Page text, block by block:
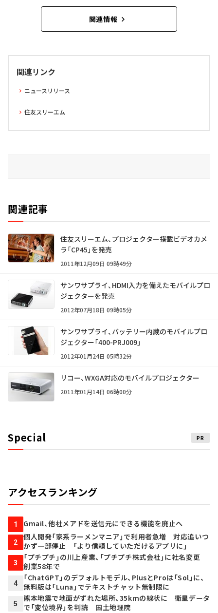
関連情報
関連リンク
ニュースリリース
住友スリーエム
関連記事
住友スリーエム、プロジェクター搭載ビデオカメ
ラ「CP45」を発売
2011年12月09日 09時49分
サンワサプライ、HDMI入力を備えたモバイルプロ
ジェクターを発売
2012年07月18日 09時05分
サンワサプライ、バッテリー内蔵のモバイルプロ
ジェクター「400-PRJ009」
2012年01月24日 05時32分
リコー、WXGA対応のモバイルプロジェクター
2011年01月14日 06時00分
Special PR
アクセスランキング
1 Gmail、他社メアドを送信元にできる機能を廃止へ
2
個人開発「家系ラーメンマニア」で利用者急増 対応追いつ
かず一部停止 「より信頼していただけるアプリに」
3
「プチプチ」の川上産業、「プチプチ株式会社」に社名変更
創業58年で
4
「ChatGPT」のデフォルトモデル、PlusとProは「Sol」に、
無料版は「Luna」でテキストチャット無制限に
5
熊本地震で地面がずれた場所、35kmの線状に 衛星データ
で「変位境界」を判読 国土地理院